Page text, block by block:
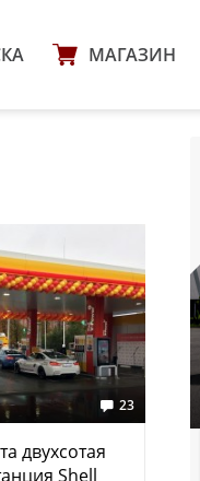
МАГАЗИН
23
двухсотая
Shell